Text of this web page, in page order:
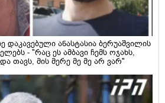
დაკავებული ანასტასია ბერუაშვილის
- "რაც ეს ამბავი ჩემს ოჯახს,
თავს, მის მერე მე მე არ ვარ"